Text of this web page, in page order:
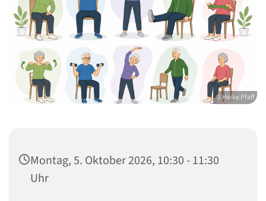
© Heike Pfaff
Montag, 5. Oktober 2026, 10:30 - 11:30
Uhr